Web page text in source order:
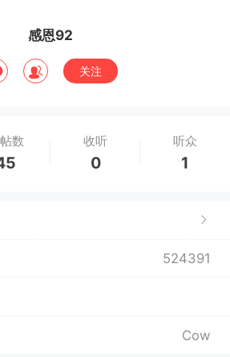
感恩92
关注
数 收听
0
听众
1
524391
Cow